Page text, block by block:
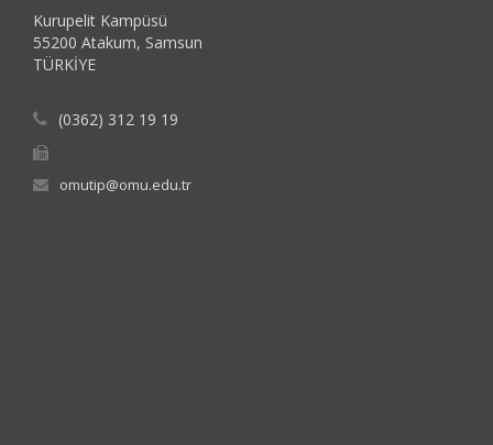
Kurupelit Kampüsü
55200 Atakum, Samsun
TÜRKİYE
(0362) 312 19 19
omutip@omu.edu.tr